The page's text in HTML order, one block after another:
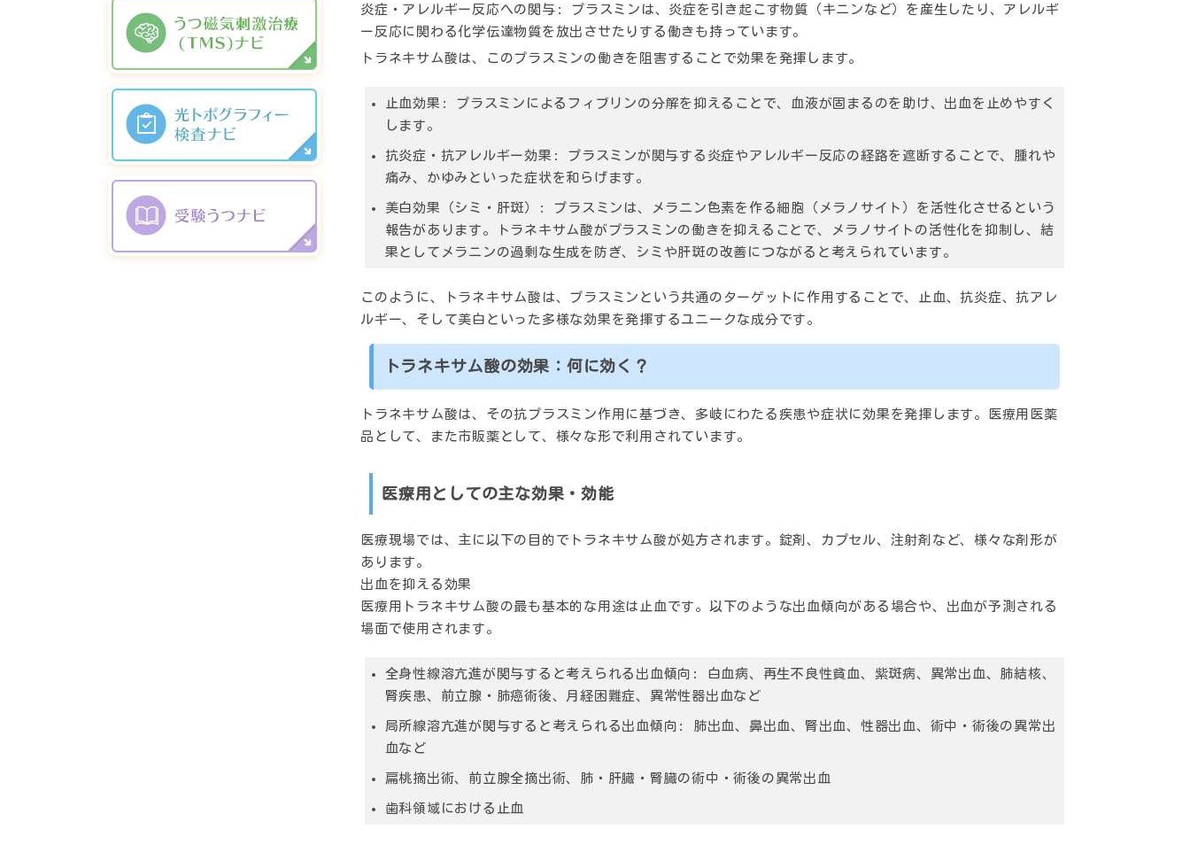
炎症・アレルギー反応への関与:
プラスミンは、炎症を引き起こす物質（キニンなど）を産生したり、アレルギ
ー反応に関わる化学伝達物質を放出させたりする働きも持っています。
トラネキサム酸は、このプラスミンの働きを阻害することで効果を発揮します。
止血効果:
プラスミンによるフィブリンの分解を抑えることで、血液が固まるのを助け、出血を止めやすく
します。
抗炎症・抗アレルギー効果:
プラスミンが関与する炎症やアレルギー反応の経路を遮断することで、腫れや
痛み、かゆみといった症状を和らげます。
美白効果（シミ・肝斑）:
プラスミンは、メラニン色素を作る細胞（メラノサイト）を活性化させるという
報告があります。トラネキサム酸がプラスミンの働きを抑えることで、メラノサイトの活性化を抑制し、結
果としてメラニンの過剰な生成を防ぎ、シミや肝斑の改善につながると考えられています。
このように、トラネキサム酸は、プラスミンという共通のターゲットに作用することで、止血、抗炎症、抗アレ
ルギー、そして美白といった多様な効果を発揮するユニークな成分です。
トラネキサム酸の効果：何に効く？
トラネキサム酸は、その抗プラスミン作用に基づき、多岐にわたる疾患や症状に効果を発揮します。医療用医薬
品として、また市販薬として、様々な形で利用されています。
医療用としての主な効果・効能
医療現場では、主に以下の目的でトラネキサム酸が処方されます。錠剤、カプセル、注射剤など、様々な剤形が
あります。
出血を抑える効果
医療用トラネキサム酸の最も基本的な用途は止血です。以下のような出血傾向がある場合や、出血が予測される
場面で使用されます。
全身性線溶亢進が関与すると考えられる出血傾向:
白血病、再生不良性貧血、紫斑病、異常出血、肺結核、
腎疾患、前立腺・肺癌術後、月経困難症、異常性器出血など
局所線溶亢進が関与すると考えられる出血傾向:
肺出血、鼻出血、腎出血、性器出血、術中・術後の異常出
血など
扁桃摘出術、前立腺全摘出術、肺・肝臓・腎臓の術中・術後の異常出血
歯科領域における止血